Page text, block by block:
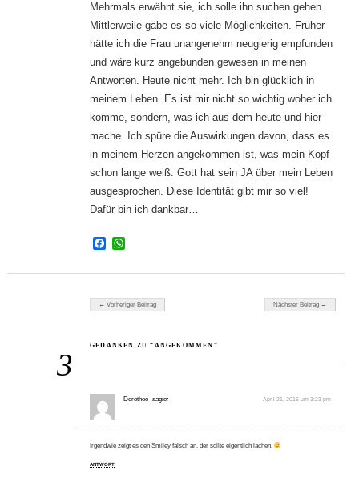
Mehrmals erwähnt sie, ich solle ihn suchen gehen.
Mittlerweile gäbe es so viele Möglichkeiten. Früher
hätte ich die Frau unangenehm neugierig empfunden
und wäre kurz angebunden gewesen in meinen
Antworten. Heute nicht mehr. Ich bin glücklich in
meinem Leben. Es ist mir nicht so wichtig woher ich
komme, sondern, was ich aus dem heute und hier
mache. Ich spüre die Auswirkungen davon, dass es
in meinem Herzen angekommen ist, was mein Kopf
schon lange weiß: Gott hat sein JA über mein Leben
ausgesprochen. Diese Identität gibt mir so viel!
Dafür bin ich dankbar…
Facebook
WhatsApp
Beitragsnavigation
← Vorheriger Beitrag Nächster Beitrag →
3
GEDANKEN ZU “ANGEKOMMEN”
Dorothee sagte: April 21, 2016 um 3:23 pm
Irgendwie zeigt es den Smiley falsch an, der sollte eigentlich lachen.
ANTWORT